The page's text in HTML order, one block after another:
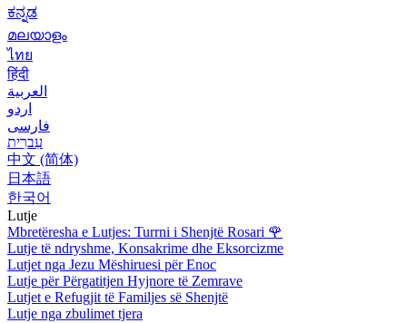
ಕನ್ನಡ
മലയാളം
ไทย
हिंदी
العربية
اردو
فارسی
עִברִית
中文 (简体)
日本語
한국어
Lutje
Mbretëresha e Lutjes: Turrni i Shenjtë Rosari 🌹
Lutje të ndryshme, Konsakrime dhe Eksorcizme
Lutjet nga Jezu Mëshiruesi për Enoc
Lutje për Përgatitjen Hyjnore të Zemrave
Lutjet e Refugjit të Familjes së Shenjtë
Lutje nga zbulimet tjera